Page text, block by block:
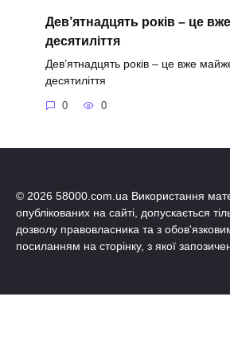
Дев’ятнадцять років – це
десятиліття
Дев’ятнадцять років – це вже
десятиліття
0 0
© 2026 58000.com.ua Використання
опублікованих на сайті, допускається
дозволу правовласника та з
посиланням на сторінку, з якої